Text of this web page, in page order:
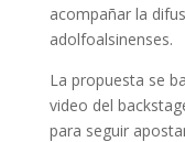
acompañar la
adolfoalsinenses.
La propuesta se
video del
para seguir